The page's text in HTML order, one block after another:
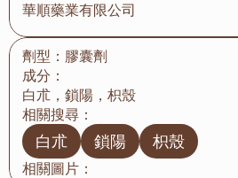
華順藥業有限公司
劑型： 膠囊劑
成分：
白朮，鎖陽，枳殼
相關搜尋：
白朮 鎖陽 枳殼
相關圖片：